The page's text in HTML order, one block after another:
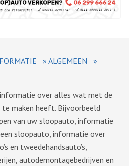
» ALGEMEEN
»
over alles wat met de
maken heeft. Bijvoorbeeld
van uw sloopauto, informatie
sloopauto, informatie over
en tweedehandsauto’s,
autodemontagebedrijven en